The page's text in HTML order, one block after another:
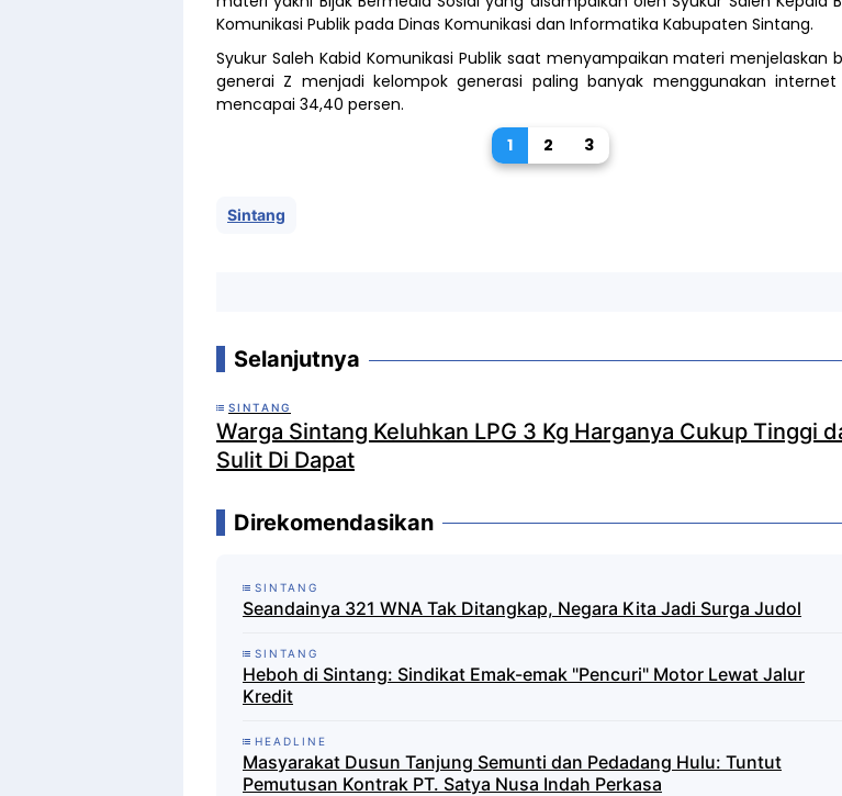
Komunikasi Publik pada Dinas Komunikasi dan Informatika Kabupaten Sintang.
Syukur Saleh Kabid Komunikasi Publik saat menyampaikan materi menjelaskan
generai Z menjadi kelompok generasi paling banyak menggunakan internet
mencapai 34,40 persen.
1
2 3
Sintang
Selanjutnya
SINTANG
Warga Sintang Keluhkan LPG 3 Kg Harganya Cukup Tinggi
Sulit Di Dapat
Direkomendasikan
SINTANG
Seandainya 321 WNA Tak Ditangkap, Negara Kita Jadi Surga Judol
SINTANG
Heboh di Sintang: Sindikat Emak-emak "Pencuri" Motor Lewat Jalur
Kredit
HEADLINE
Masyarakat Dusun Tanjung Semunti dan Pedadang Hulu: Tuntut
Pemutusan Kontrak PT. Satya Nusa Indah Perkasa